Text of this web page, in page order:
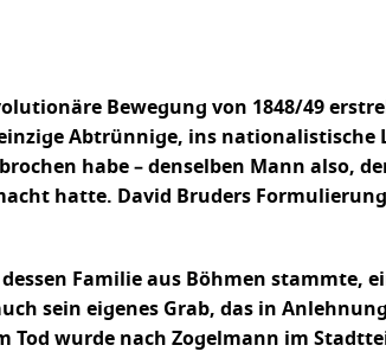
Bewegung von 1848/49
Abtrünnige, ins nationalistische
habe – denselben Mann also,
hatte. David Bruders
Familie aus Böhmen stammte,
sein eigenes Grab, das in
Tod wurde nach Zogelmann im